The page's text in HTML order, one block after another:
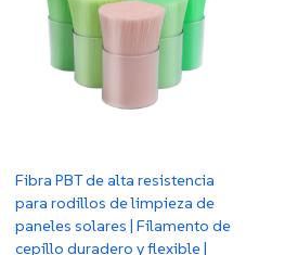
Fibra PBT de alta resistencia
para rodillos de limpieza de
paneles solares | Filamento de
cepillo duradero y flexible |